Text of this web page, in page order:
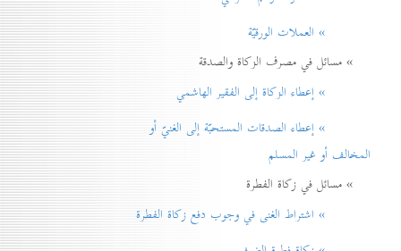
» العملات الورقيّة
» مسائل في مصرف الزكاة والصدقة
» إعطاء الزكاة إلی الفقير الهاشمي
» إعطاء الصدقات المستحبّة إلی الغنيّ أو
المخالف أو غير المسلم
» مسائل في زكاة الفطرة
» اشتراط الغنی في وجوب دفع زكاة الفطرة